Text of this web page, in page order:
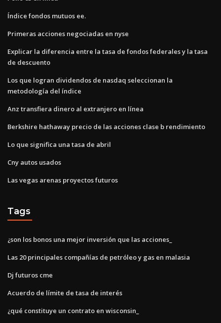
Índice fondos mutuos ee.
Primeras acciones negociadas en nyse
Explicar la diferencia entre la tasa de fondos federales y la tasa
de descuento
Los que logran dividendos de nasdaq seleccionan la
metodología del índice
Anz transfiera dinero al extranjero en línea
Berkshire hathaway precio de las acciones clase b rendimiento
Lo que significa una tasa de abril
Cny autos usados
Las vegas arenas proyectos futuros
Tags
¿son los bonos una mejor inversión que las acciones_
Las 20 principales compañías de petróleo y gas en malasia
Dj futuros cme
Acuerdo de límite de tasa de interés
¿qué constituye un contrato en wisconsin_